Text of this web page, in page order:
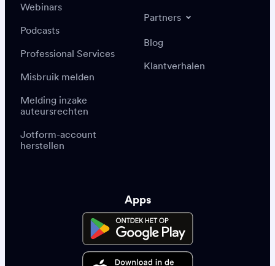
Webinars
Podcasts
Professional Services
Misbruik melden
Melding inzake
auteursrechten
Jotform-account
herstellen
Partners
Blog
Klantverhalen
Apps